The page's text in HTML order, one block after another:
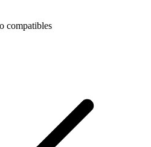
compatibles